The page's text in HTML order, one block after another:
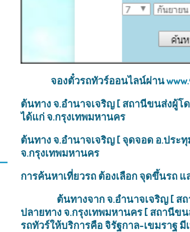
จองตั๋วรถทัวร์ออนไลน์ผ่าน
ต้นทาง จ.อำนาจเจริญ [ สถานีขนส่งผู้โ
ได้แก่ จ.กรุงเทพมหานคร
ต้นทาง จ.อำนาจเจริญ [ จุดจอด อ.ประ
จ.กรุงเทพมหานคร
การค้นหาเที่ยวรถ ต้องเลือก จุดขึ้นรถ
ต้นทางจาก จ.อำนาจเจริญ [ ส
ปลายทาง จ.กรุงเทพมหานคร [ สถานีข
รถทัวร์ให้บริการคือ จิรัฐกาล-เขมราฐ มี